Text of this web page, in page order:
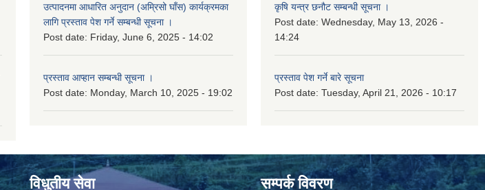
उत्पादनमा आधारित अनुदान (अम्रिसो घाँस) कार्यक्रमका
लागि प्रस्ताव पेश गर्ने सम्बन्धी सूचना ।
Post date: Friday, June 6, 2025 - 14:02
प्रस्ताव आप्हान सम्बन्धी सूचना ।
Post date: Monday, March 10, 2025 - 19:02
कृषि यन्त्र छनौट सम्बन्धी सूचना ।
Post date: Wednesday, May 13, 2026 -
14:24
प्रस्ताव पेश गर्ने बारे सूचना
Post date: Tuesday, April 21, 2026 - 10:17
विधुतीय सेवा सम्पर्क विवरण